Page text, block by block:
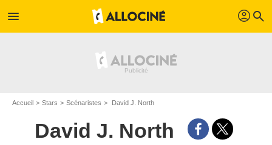
menu profil search
Accueil Stars Scénaristes David J. North
David J. North